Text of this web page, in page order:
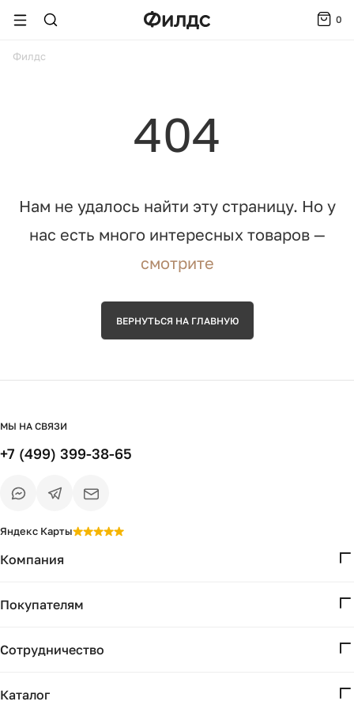
0
Филдс
404
Нам не удалось найти эту страницу. Но у
нас есть много интересных товаров —
смотрите
ВЕРНУТЬСЯ НА ГЛАВНУЮ
Компания
Проекты
Покупателям
Доставка и оплата
Сотрудничество
Бизнесу
Каталог
МЫ НА СВЯЗИ
+7 (499) 399-38-65
Яндекс Карты